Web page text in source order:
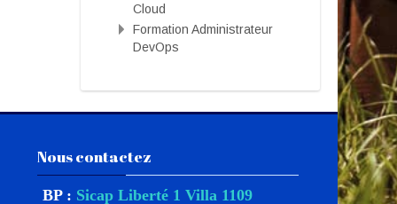
Cloud
Formation Administrateur
DevOps
Nous contactez
BP : Sicap Liberté 1 Villa 1109